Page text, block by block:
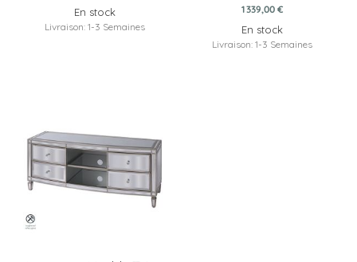
En stock
Livraison: 1-3 Semaines
1 339,00 €
En stock
Livraison: 1-3 Semaines